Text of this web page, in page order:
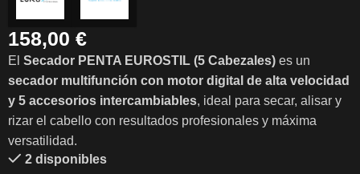
158,00 €
El Secador PENTA EUROSTIL (5 Cabezales) es un
secador multifunción con motor digital de alta velocidad
y 5 accesorios intercambiables, ideal para secar, alisar y
rizar el cabello con resultados profesionales y máxima
versatilidad.
2 disponibles